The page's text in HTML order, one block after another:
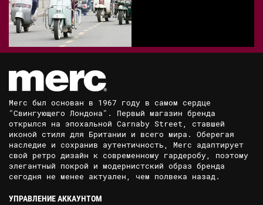
Merc был основан в 1967 году в самом сердце
"Свингующего Лондона". Первый магазин бренда
открылся на эпохальной Carnaby Street, ставшей
иконой стиля для Британии и всего мира. Оберегая
наследие и сохранив аутентичность, Merc адаптирует
свой ретро дизайн к современному гардеробу, поэтому
элегантный покрой и модернистский образ бренда
сегодня не менее актуален, чем полвека назад.
УПРАВЛЕНИЕ АККАУНТОМ